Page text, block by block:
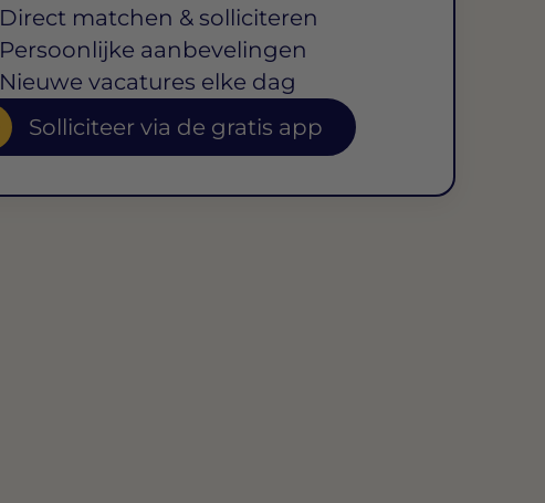
Direct matchen & solliciteren
Persoonlijke aanbevelingen
Nieuwe vacatures elke dag
Solliciteer via de gratis app